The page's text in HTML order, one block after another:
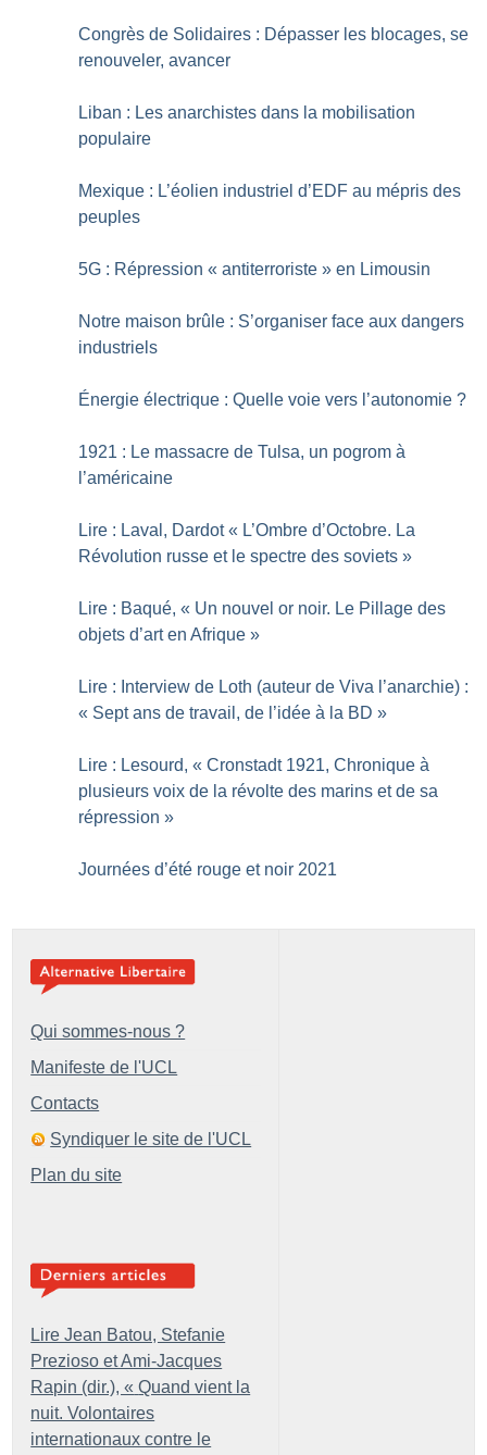
Congrès de Solidaires : Dépasser les blocages, se
renouveler, avancer
Liban : Les anarchistes dans la mobilisation
populaire
Mexique : L’éolien industriel d’EDF au mépris des
peuples
5G : Répression « antiterroriste » en Limousin
Notre maison brûle : S’organiser face aux dangers
industriels
Énergie électrique : Quelle voie vers l’autonomie ?
1921 : Le massacre de Tulsa, un pogrom à
l’américaine
Lire : Laval, Dardot « L’Ombre d’Octobre. La
Révolution russe et le spectre des soviets »
Lire : Baqué, « Un nouvel or noir. Le Pillage des
objets d’art en Afrique »
Lire : Interview de Loth (auteur de Viva l’anarchie) :
« Sept ans de travail, de l’idée à la BD »
Lire : Lesourd, « Cronstadt 1921, Chronique à
plusieurs voix de la révolte des marins et de sa
répression »
Journées d’été rouge et noir 2021
Qui sommes-nous ?
Manifeste de l'UCL
Contacts
Syndiquer le site de l'UCL
Plan du site
Lire Jean Batou, Stefanie
Prezioso et Ami-Jacques
Rapin (dir.), « Quand vient la
nuit. Volontaires
internationaux contre le